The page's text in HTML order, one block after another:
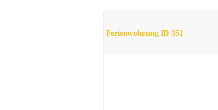
Ferienwohnung ID 351